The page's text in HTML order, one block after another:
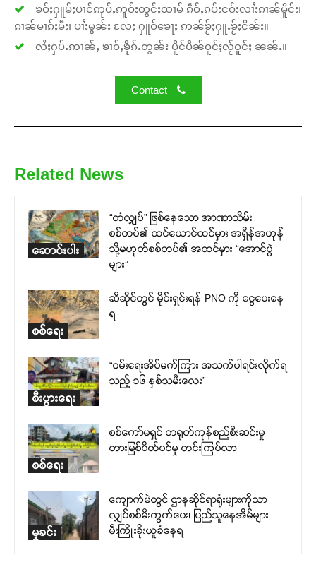
ၶဝ်ႈႁူမ်ႈပၢင်ဢုပ်ႇဢူဝ်းတွင်ႈထၢမ် ၵဵဝ်ႇၵပ်းငဝ်းလၢႆးၵၢၼ်မိူင်း၊
ၵၢၼ်မၢၵ်ႈမီး၊ ပၢႆးမွၼ်း လႄႈ ႁူဝ်ၶေႃႈ ဢၼ်ၶႂ်ႈႁူႉၶႂ်ႈငိၼ်း။
လႆႈႁပ်ႉဢၢၼ်ႇ ၶၢဝ်ႇၶိုၵ်ႉတွၼ်း ပိူင်ပဵၼ်ဝူင်ႈလႂ်ဝူင်ႈ ၼၼ်ႉ။
Contact
Related News
ဆောင်းပါး
“တံလျှပ်” ဖြစ်နေသော အာဏာသိမ်း
စစ်တပ်၏ ထင်ယောင်ထင်မှား အရှိန်အဟုန်
သို့မဟုတ်စစ်တပ်၏ အထင်မှား “အောင်ပွဲ
များ”
စစ်ရေး
ဆီဆိုင်တွင် မိုင်းရှင်းရန် PNO ကို ငွေပေးနေ
ရ
စီးပွားရေး
“ဝမ်းရေးအိပ်မက်ကြား အသက်ပါရင်းလိုက်ရ
သည့် ၁၆ နှစ်သမီးလေး”
စစ်ရေး
စစ်ကော်မရှင် တရုတ်ကုန်စည်စီးဆင်းမှု
တားမြစ်ပိတ်ပင်မှု တင်းကြပ်လာ
မှုခင်း
ကျောက်မဲတွင် ဌာနဆိုင်ရာရုံးများကိုသာ
လျှပ်စစ်မီးကွက်ပေး၊ ပြည်သူနေအိမ်များ
မီးကြိုးခိုးယူခံနေရ